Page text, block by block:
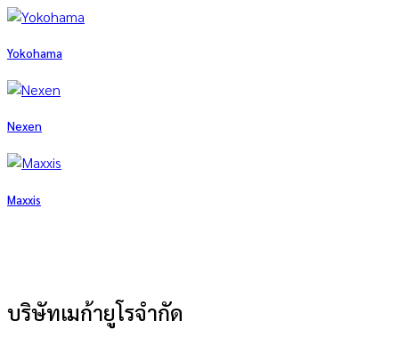
Yokohama
Nexen
Maxxis
บริษัทเมก้ายูโรจำกัด